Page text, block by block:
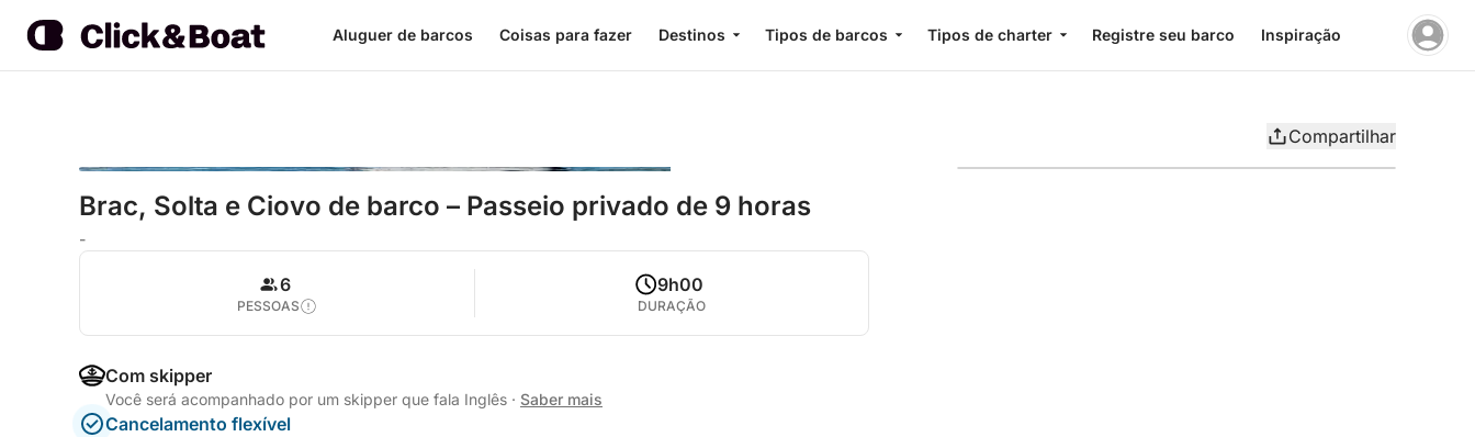
Aluguer de barcos Coisas para fazer Destinos Tipos de barcos Tipos de charter Registre seu barco Inspiração
Compartilhar
Brac, Solta e Ciovo de barco – Passeio privado de 9 horas
-
6
PESSOAS
9h00
DURAÇÃO
Com skipper
Você será acompanhado por um skipper que fala Inglês · Saber mais
Cancelamento flexível